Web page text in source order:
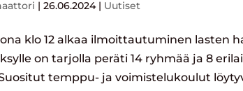
|26.06.2024| Uutiset
klo 12 alkaa ilmoittautuminen lasten
on tarjolla peräti 14 ryhmää ja 8
temppu- ja voimistelukoulut